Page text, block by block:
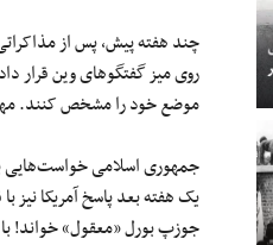
چند هفته پیش، پس از
روی میز گفتگوهای وین قرار
موضع خود را مشخص کنند.
جمهوری اسلامی خواست‌هایی
یک هفته بعد پاسخ آمریکا نیز
جوزپ بورل «معقول» خواند!